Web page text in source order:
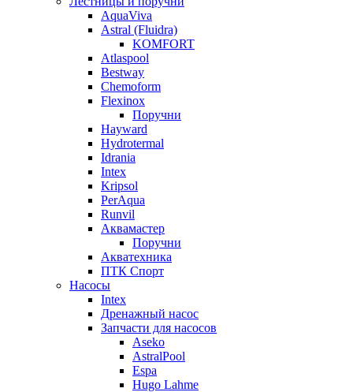
AquaViva
Astral (Fluidra)
KOMFORT
Atlaspool
Bestway
Chemoform
Flexinox
Поручни
Hayward
Hydrotermal
Idrania
Intex
Kripsol
PerAqua
Runvil
Аквамастер
Поручни
Акватехника
ПТК Спорт
Насосы
Intex
Дренажный насос
Запчасти для насосов
Aseko
AstralPool
Espa
Hugo Lahme